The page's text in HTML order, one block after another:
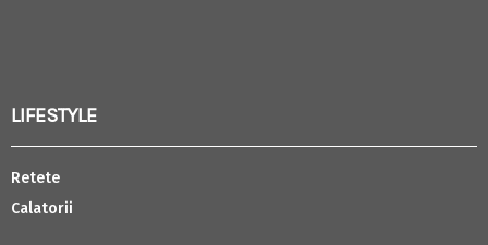
LIFESTYLE
Retete
Calatorii